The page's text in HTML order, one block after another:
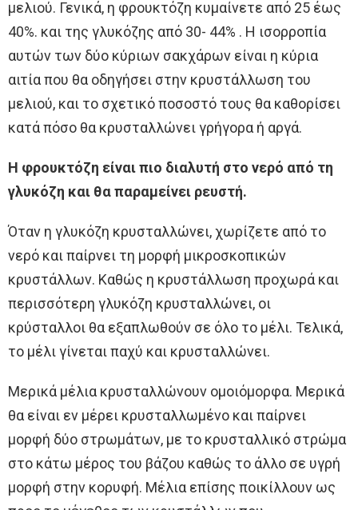
μελιού. Γενικά, η φρουκτόζη κυμαίνετε από 25 έως
40%. και της γλυκόζης από 30- 44% . Η ισορροπία
αυτών των δύο κύριων σακχάρων είναι η κύρια
αιτία που θα οδηγήσει στην κρυστάλλωση του
μελιού, και το σχετικό ποσοστό τους θα καθορίσει
κατά πόσο θα κρυσταλλώνει γρήγορα ή αργά.
Η φρουκτόζη είναι πιο διαλυτή στο νερό από τη
γλυκόζη και θα παραμείνει ρευστή.
Όταν η γλυκόζη κρυσταλλώνει, χωρίζετε από το
νερό και παίρνει τη μορφή μικροσκοπικών
κρυστάλλων. Καθώς η κρυστάλλωση προχωρά και
περισσότερη γλυκόζη κρυσταλλώνει, οι
κρύσταλλοι θα εξαπλωθούν σε όλο το μέλι. Τελικά,
το μέλι γίνεται παχύ και κρυσταλλώνει.
Μερικά μέλια κρυσταλλώνουν ομοιόμορφα. Μερικά
θα είναι εν μέρει κρυσταλλωμένο και παίρνει
μορφή δύο στρωμάτων, με το κρυσταλλικό στρώμα
στο κάτω μέρος του βάζου καθώς το άλλο σε υγρή
μορφή στην κορυφή. Μέλια επίσης ποικίλλουν ως